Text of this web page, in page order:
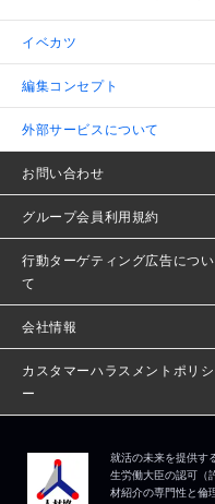
イベカツ
編集コンセプト
外部サービスについて
お問い合わせ
グループ会員利用規約
行動ターゲティング広告につい
て
会社情報
カスタマーハラスメントポリシ
ー